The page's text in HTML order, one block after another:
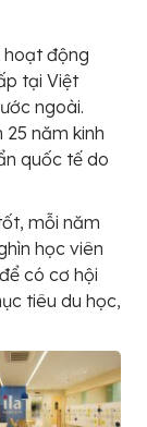
hoạt động
tại Việt
ngoài.
năm kinh
quốc tế do
mỗi năm
học viên
có cơ hội
tiêu du học,